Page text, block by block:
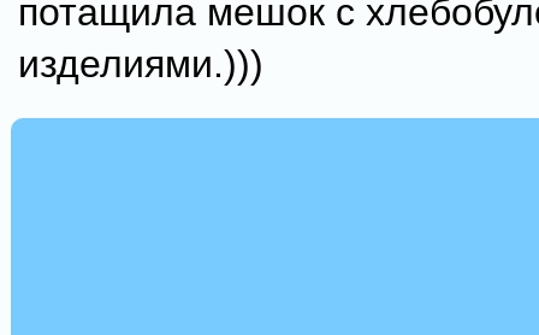
потащила мешок с
изделиями.)))